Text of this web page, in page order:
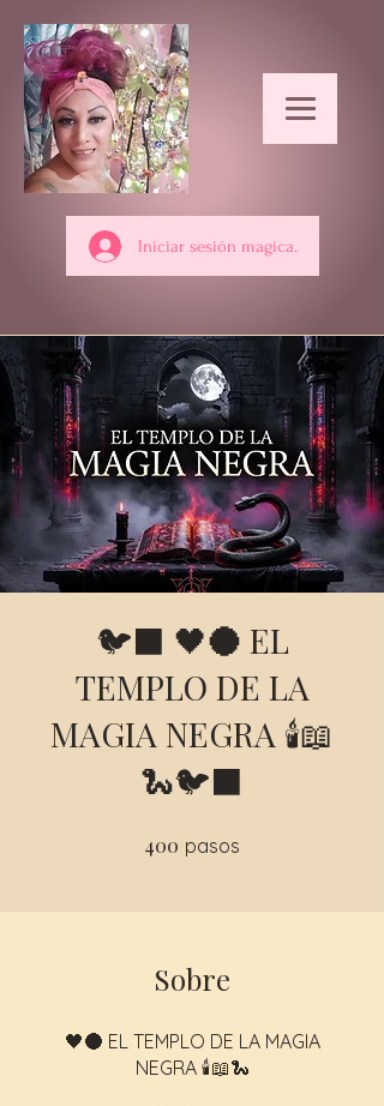
Iniciar sesión magica.
🐦‍⬛ 🖤🌑 EL
TEMPLO DE LA
MAGIA NEGRA 🕯️📖
🐍🐦‍⬛
400 pasos
Sobre
🖤🌑 EL TEMPLO DE LA MAGIA
NEGRA 🕯️📖🐍